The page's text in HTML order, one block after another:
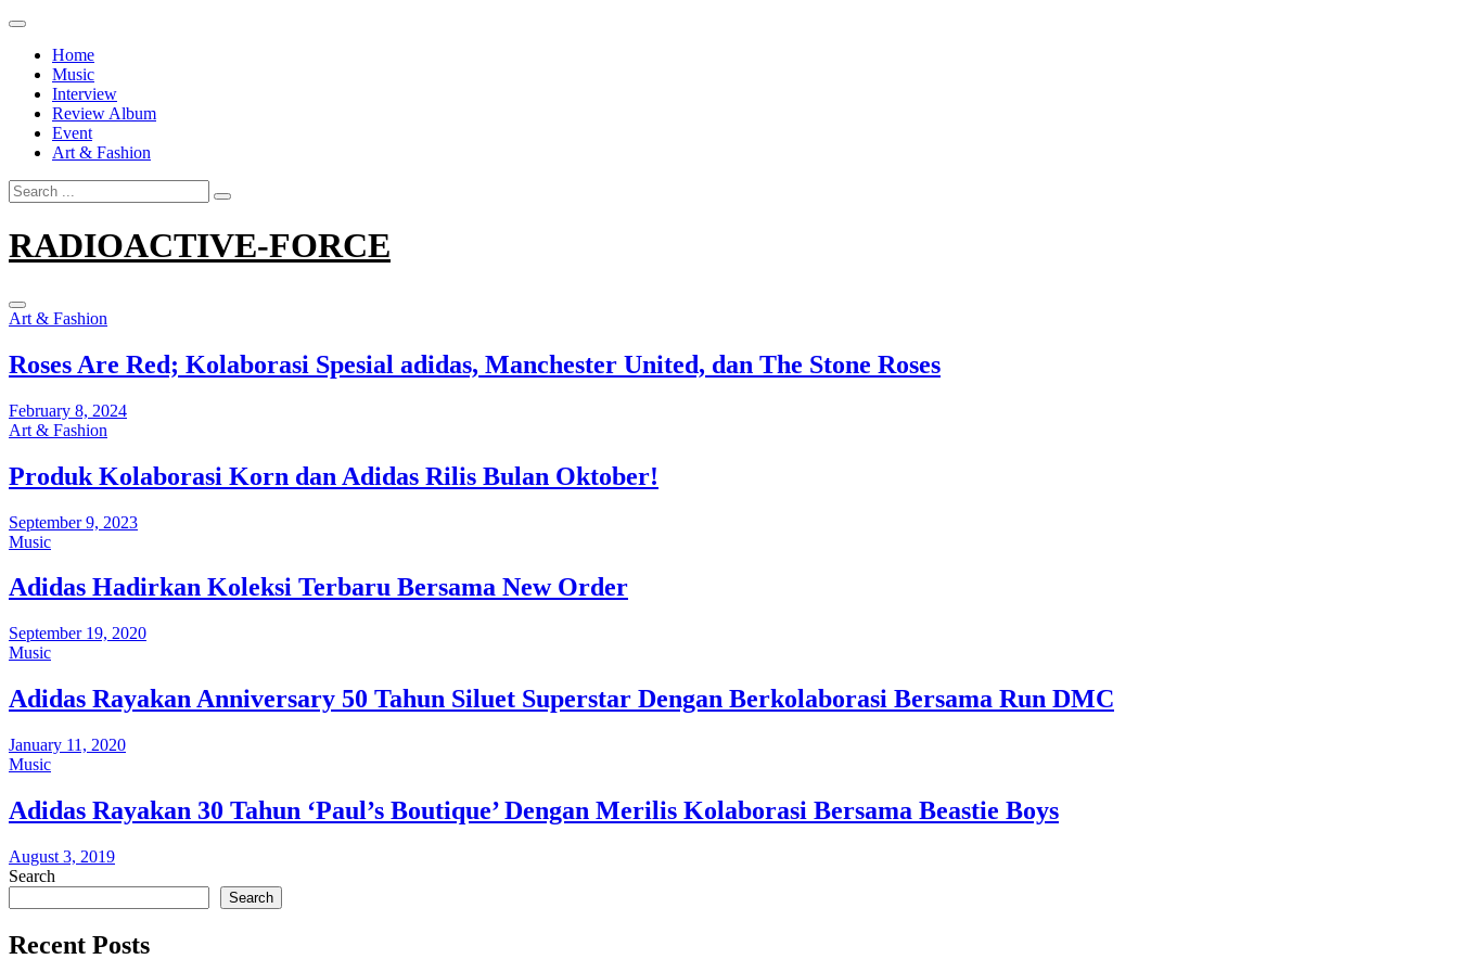
Skip
contentHome
Music
Interview
Review Album
Event
Art & Fashion
Search
for:
RADIOACTIVE-FORCE
Art & Fashion
Roses Are Red; Kolaborasi Spesial adidas, Manchester United, dan The Stone Roses
February 8, 2024
Art & Fashion
Produk Kolaborasi Korn dan Adidas Rilis Bulan Oktober!
September 9, 2023
Music
Adidas Hadirkan Koleksi Terbaru Bersama New Order
September 19, 2020
Music
Adidas Rayakan Anniversary 50 Tahun Siluet Superstar Dengan Berkolaborasi Bersama Run DMC
January 11, 2020
Music
Adidas Rayakan 30 Tahun ‘Paul’s Boutique’ Dengan Merilis Kolaborasi Bersama Beastie Boys
August 3, 2019
Search
Search
Recent Posts